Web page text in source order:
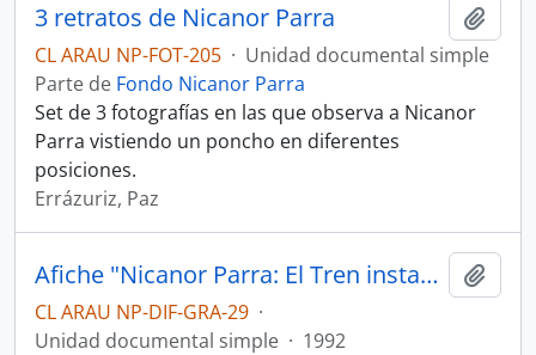
3 retratos de Nicanor Parra
CL ARAU NP-FOT-205 · Unidad documental simple
Parte de Fondo Nicanor Parra
Set de 3 fotografías en las que observa a Nicanor
Parra vistiendo un poncho en diferentes
posiciones.
Errázuriz, Paz
Afiche "Nicanor Parra: El Tren instantáneo"
CL ARAU NP-DIF-GRA-29 ·
Unidad documental simple · 1992